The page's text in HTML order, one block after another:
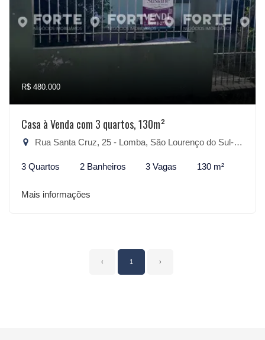
R$ 480.000
Casa à Venda com 3 quartos, 130m²
Rua Santa Cruz, 25 - Lomba, São Lourenço do Sul-RS
3 Quartos 2 Banheiros 3 Vagas 130 m²
Mais informações
‹ 1 ›